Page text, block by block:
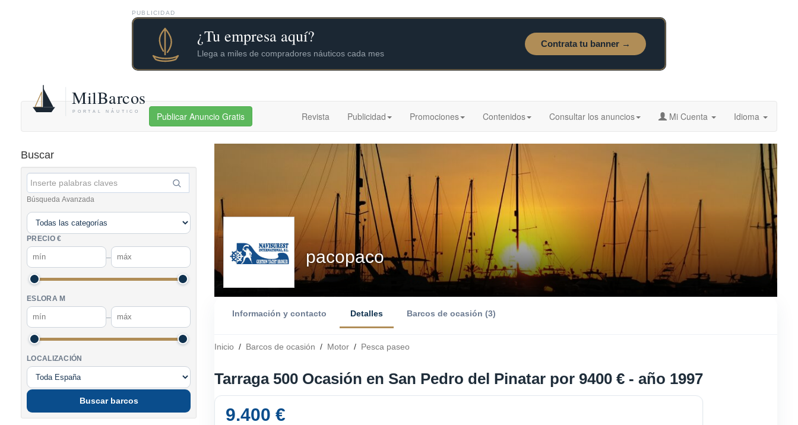
PUBLICIDAD
Publicar Anuncio Gratis Revista Publicidad Promociones Contenidos Consultar los anuncios Mi Cuenta Idioma
Buscar
Búsqueda Avanzada
PRECIO €
–
ESLORA M
–
LOCALIZACIÓN
Buscar barcos
pacopaco
Información y contacto Detalles Barcos de ocasión (3)
Inicio / Barcos de ocasión / Motor / Pesca paseo
Tarraga 500 Ocasión en San Pedro del Pinatar por 9400 € - año 1997
9.400 €